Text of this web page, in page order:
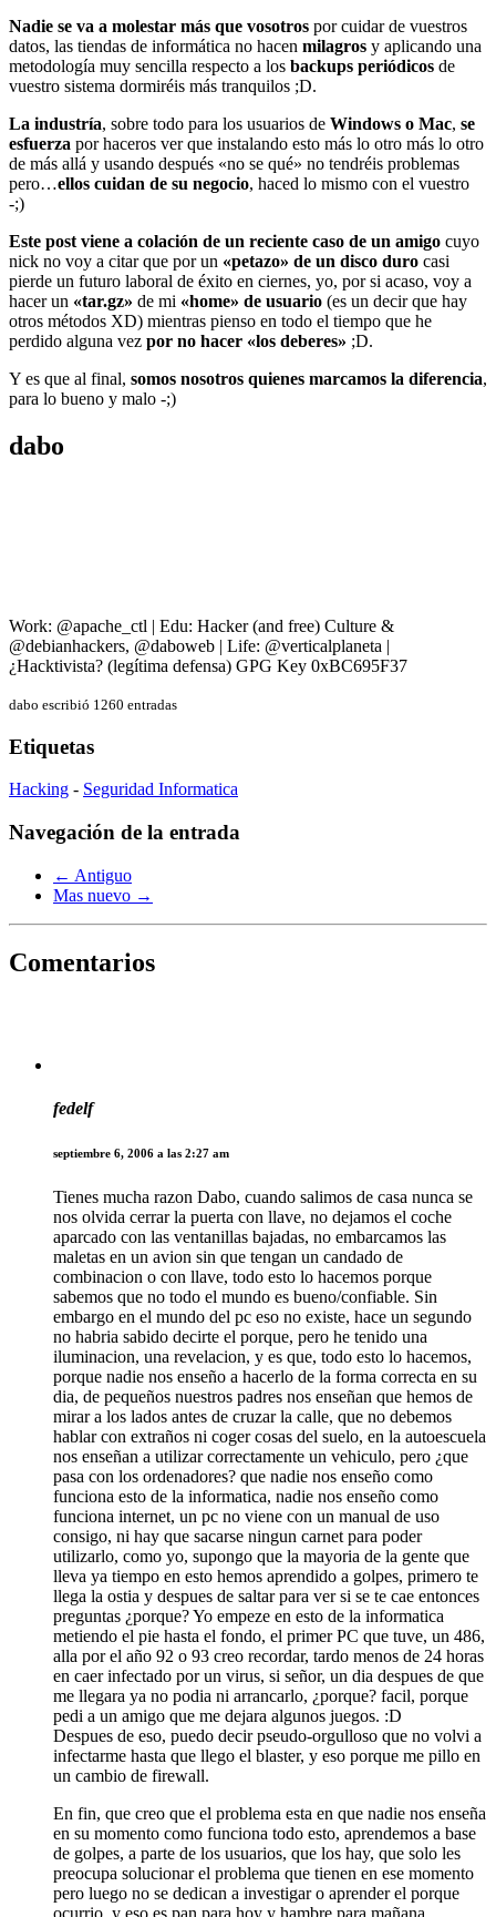
Nadie se va a molestar más que vosotros por cuidar de vuestros
datos, las tiendas de informática no hacen milagros y aplicando una
metodología muy sencilla respecto a los backups periódicos de
vuestro sistema dormiréis más tranquilos ;D.
La industría, sobre todo para los usuarios de Windows o Mac, se
esfuerza por haceros ver que instalando esto más lo otro más lo otro
de más allá y usando después «no se qué» no tendréis problemas
pero…ellos cuidan de su negocio, haced lo mismo con el vuestro
-;)
Este post viene a colación de un reciente caso de un amigo cuyo
nick no voy a citar que por un «petazo» de un disco duro casi
pierde un futuro laboral de éxito en ciernes, yo, por si acaso, voy a
hacer un «tar.gz» de mi «home» de usuario (es un decir que hay
otros métodos XD) mientras pienso en todo el tiempo que he
perdido alguna vez por no hacer «los deberes» ;D.
Y es que al final, somos nosotros quienes marcamos la diferencia,
para lo bueno y malo -;)
dabo
Work: @apache_ctl | Edu: Hacker (and free) Culture &
@debianhackers, @daboweb | Life: @verticalplaneta |
¿Hacktivista? (legítima defensa) GPG Key 0xBC695F37
dabo escribió 1260 entradas
Etiquetas
Hacking - Seguridad Informatica
Navegación de la entrada
← Antiguo
Mas nuevo →
Comentarios
fedelf
septiembre 6, 2006 a las 2:27 am
Tienes mucha razon Dabo, cuando salimos de casa nunca se
nos olvida cerrar la puerta con llave, no dejamos el coche
aparcado con las ventanillas bajadas, no embarcamos las
maletas en un avion sin que tengan un candado de
combinacion o con llave, todo esto lo hacemos porque
sabemos que no todo el mundo es bueno/confiable. Sin
embargo en el mundo del pc eso no existe, hace un segundo
no habria sabido decirte el porque, pero he tenido una
iluminacion, una revelacion, y es que, todo esto lo hacemos,
porque nadie nos enseño a hacerlo de la forma correcta en su
dia, de pequeños nuestros padres nos enseñan que hemos de
mirar a los lados antes de cruzar la calle, que no debemos
hablar con extraños ni coger cosas del suelo, en la autoescuela
nos enseñan a utilizar correctamente un vehiculo, pero ¿que
pasa con los ordenadores? que nadie nos enseño como
funciona esto de la informatica, nadie nos enseño como
funciona internet, un pc no viene con un manual de uso
consigo, ni hay que sacarse ningun carnet para poder
utilizarlo, como yo, supongo que la mayoria de la gente que
lleva ya tiempo en esto hemos aprendido a golpes, primero te
llega la ostia y despues de saltar para ver si se te cae entonces
preguntas ¿porque? Yo empeze en esto de la informatica
metiendo el pie hasta el fondo, el primer PC que tuve, un 486,
alla por el año 92 o 93 creo recordar, tardo menos de 24 horas
en caer infectado por un virus, si señor, un dia despues de que
me llegara ya no podia ni arrancarlo, ¿porque? facil, porque
pedi a un amigo que me dejara algunos juegos. :D
Despues de eso, puedo decir pseudo-orgulloso que no volvi a
infectarme hasta que llego el blaster, y eso porque me pillo en
un cambio de firewall.
En fin, que creo que el problema esta en que nadie nos enseña
en su momento como funciona todo esto, aprendemos a base
de golpes, a parte de los usuarios, que los hay, que solo les
preocupa solucionar el problema que tienen en ese momento
pero luego no se dedican a investigar o aprender el porque
ocurrio, y eso es pan para hoy y hambre para mañana.